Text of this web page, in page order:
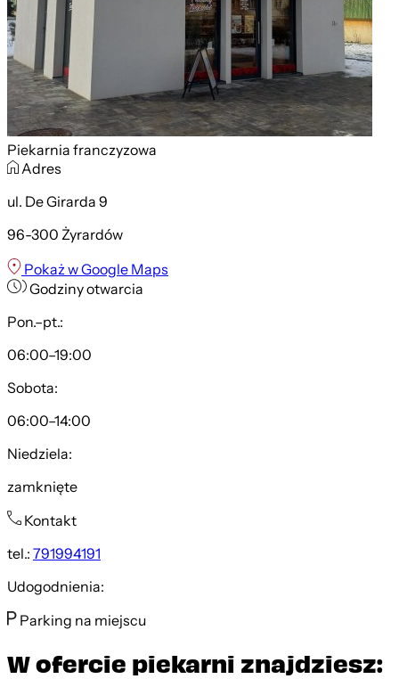
Piekarnia franczyzowa
Adres
ul. De Girarda 9
96-300 Żyrardów
Pokaż w Google Maps
Godziny otwarcia
Pon.–pt.:
06:00–19:00
Sobota:
06:00–14:00
Niedziela:
zamknięte
Kontakt
tel.:791994191
Udogodnienia:
Parking na miejscu
W ofercie piekarni znajdziesz: